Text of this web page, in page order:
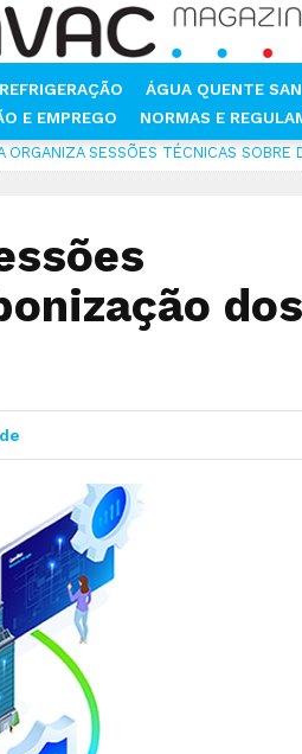
REFRIGERAÇÃO
ÁGUA QUENTE
E EMPREGO NORMAS E
ORGANIZA SESSÕES TÉCNICAS SOBRE
dos